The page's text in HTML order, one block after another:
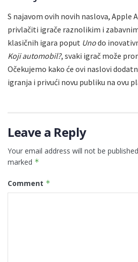
S najavom ovih novih naslova, Apple
privlačiti igrače raznolikim i
klasičnih igara poput Unodo
Koji automobil?, svaki igrač može
Očekujemo kako će ovi naslovi
igranja i privući novu publiku na ovu
Leave a Reply
Your email address will not be
marked *
Comment *